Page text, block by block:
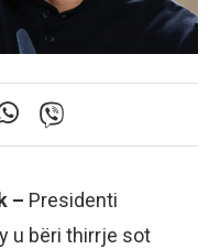
– Presidenti
u bëri thirrje sot